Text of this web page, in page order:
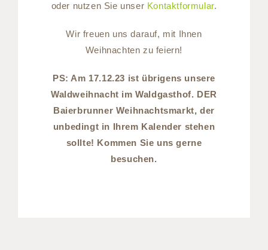
oder nutzen Sie unser Kontaktformular.
Wir freuen uns darauf, mit Ihnen
Weihnachten zu feiern!
PS: Am 17.12.23 ist übrigens unsere
Waldweihnacht im Waldgasthof. DER
Baierbrunner Weihnachtsmarkt, der
unbedingt in Ihrem Kalender stehen
sollte! Kommen Sie uns gerne
besuchen.